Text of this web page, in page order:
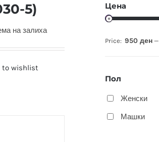
5)
на залиха
to wishlist
Цена
Price: 950 ден—
Пол
Женски
Машки